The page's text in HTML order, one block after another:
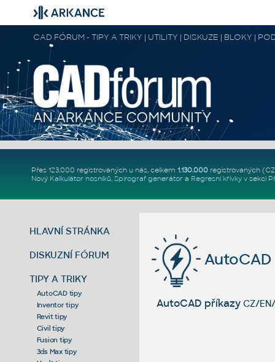
CAD FÓRUM - TIPY A TRIKY | UTILITY | DISKUZE | BLOKY |
Přes 123.000 registrovaných u nás, celkem 1.130.000registrovaných
Nový Kalkulátor nosníků, Spirograf generátor a Regresní křivkyv sekci
HLAVNÍ STRÁNKA
DISKUZNÍ FÓRUM
TIPY A TRIKY
AutoCAD tipy
Inventor tipy
Revit tipy
Civil tipy
Fusion tipy
3ds Max tipy
AutoCAD
AutoCAD příkazy CZ/